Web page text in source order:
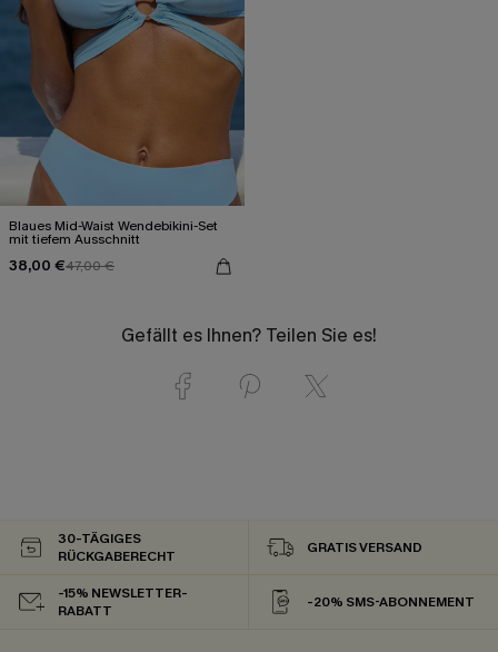
Blaues Mid-Waist Wendebikini-Set
mit tiefem Ausschnitt
38,00 €47,00 €
Gefällt es Ihnen? Teilen Sie es!
30-TÄGIGES
RÜCKGABERECHT
GRATIS VERSAND
-15% NEWSLETTER-
RABATT
-20% SMS-ABONNEMENT